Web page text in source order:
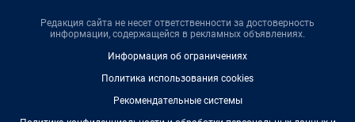
Редакция сайта не несет ответственности за достоверность
информации, содержащейся в рекламных объявлениях.
Информация об ограничениях
Политика использования cookies
Рекомендательные системы